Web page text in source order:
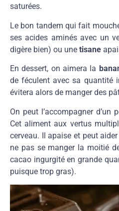
saturées.
Le bon tandem qui fait
ses acides aminés avec un
digère bien) ou une tisane
En dessert, on aimera la
de féculent avec sa quantité
évitera alors de manger des
On peut l’accompagner d’un
Cet aliment aux vertus
cerveau. Il apaise et peut
ne pas se manger la moitié
cacao ingurgité en grande
puisque trop gras).